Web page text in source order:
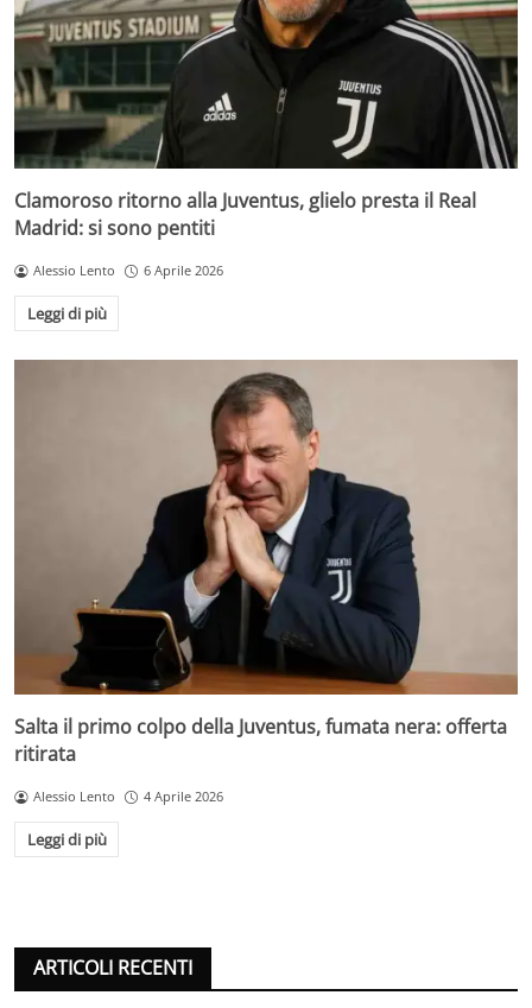
Clamoroso ritorno alla Juventus, glielo presta il Real
Madrid: si sono pentiti
Alessio Lento 6 Aprile 2026
Leggi di più
Salta il primo colpo della Juventus, fumata nera: offerta
ritirata
Alessio Lento 4 Aprile 2026
Leggi di più
ARTICOLI RECENTI